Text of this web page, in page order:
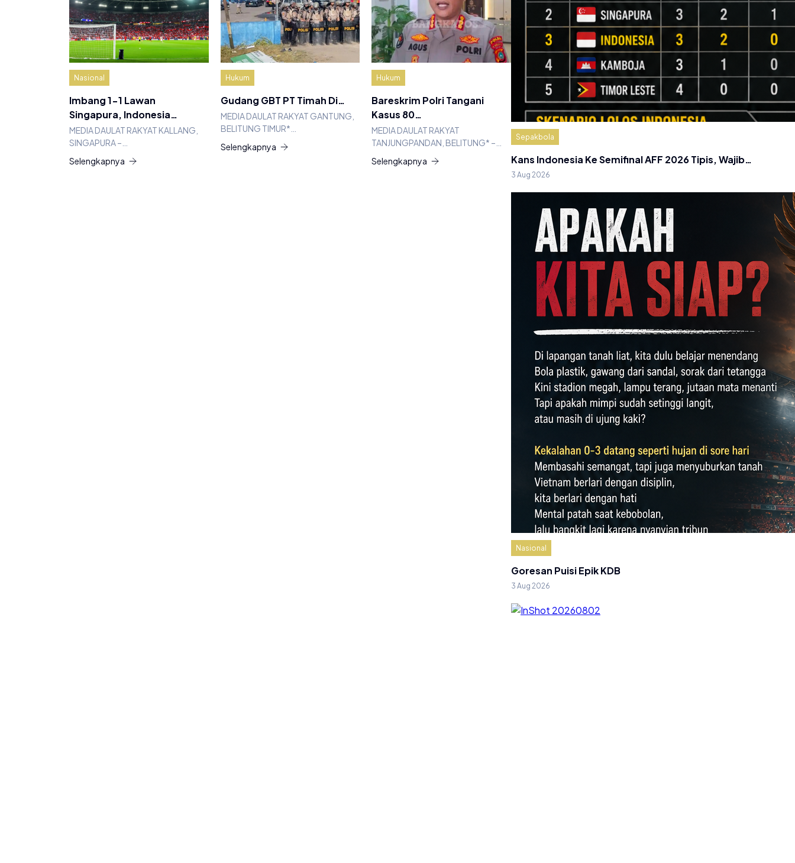
Nasional
Imbang 1-1 Lawan
Singapura, Indonesia…
MEDIA DAULAT RAKYAT KALLANG,
SINGAPURA –…
Selengkapnya
Hukum
Gudang GBT PT Timah Di…
MEDIA DAULAT RAKYAT GANTUNG,
BELITUNG TIMUR*…
Selengkapnya
Hukum
Bareskrim Polri Tangani
Kasus 80…
MEDIA DAULAT RAKYAT
TANJUNGPANDAN, BELITUNG* –…
Selengkapnya
Sepakbola
Kans Indonesia Ke Semifinal AFF 2026 Tipis, Wajib…
3 Aug 2026
Nasional
Goresan Puisi Epik KDB
3 Aug 2026